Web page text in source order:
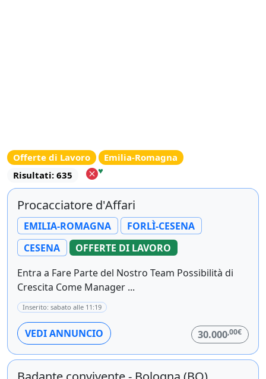
Offerte di Lavoro
Emilia-Romagna
Risultati: 635
♥
Procacciatore d'Affari
EMILIA-ROMAGNA
FORLÌ-CESENA
CESENA
OFFERTE DI LAVORO
Entra a Fare Parte del Nostro Team Possibilità di
Crescita Come Manager ...
Inserito: sabato alle 11:19
VEDI ANNUNCIO 30.000,00€